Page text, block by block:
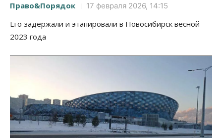
Право&Порядок 17 февраля 2026, 14:15
Его задержали и этапировали в Новосибирск весной
2023 года